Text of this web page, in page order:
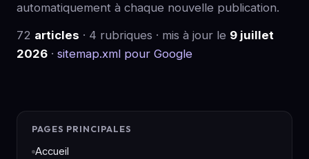
automatiquement à chaque nouvelle publication.
72 articles · 4 rubriques · mis à jour le 9 juillet
2026 · sitemap.xml pour Google
PAGES PRINCIPALES
Accueil